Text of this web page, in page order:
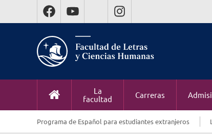
La
facultad
Carreras
Programa de Español para estudiantes extranjeros